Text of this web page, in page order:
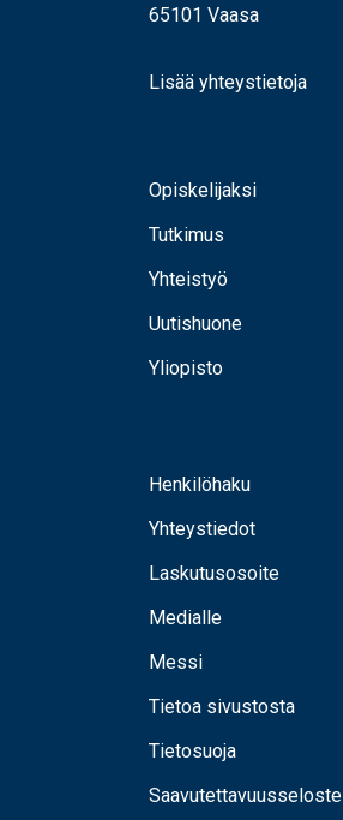
65101 Vaasa
Lisää yhteystietoja
Opiskelijaksi
Tutkimus
Yhteistyö
Uutishuone
Yliopisto
Henkilöhaku
Yhteystiedot
Laskutusosoite
Medialle
Messi
Tietoa sivustosta
Tietosuoja
Saavutettavuusseloste